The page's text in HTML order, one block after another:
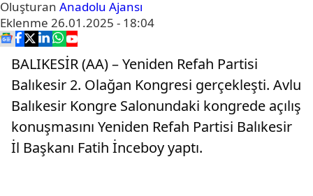
Oluşturan Anadolu Ajansı
Eklenme 26.01.2025 - 18:04
BALIKESİR (AA) – Yeniden Refah Partisi
Balıkesir 2. Olağan Kongresi gerçekleşti. Avlu
Balıkesir Kongre Salonundaki kongrede açılış
konuşmasını Yeniden Refah Partisi Balıkesir
İl Başkanı Fatih İnceboy yaptı.